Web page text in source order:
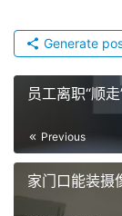
Generate
员工离职“顺
Previous
家门口能装摄